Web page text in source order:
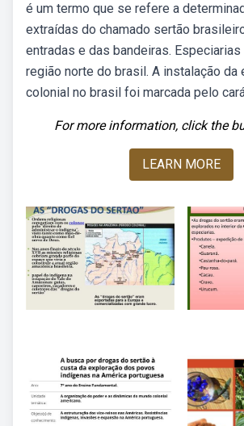
é um termo que se refere a
extraídas do chamado sertão
entradas e das bandeiras.
região norte do brasil. A instalação da
colonial no brasil foi marcada pelo
For more information, click the
LEARN MORE